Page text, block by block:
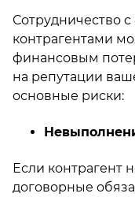
Сотрудничество
контрагентами
финансовым
на репутации
основные риски:
Если контрагент
договорные